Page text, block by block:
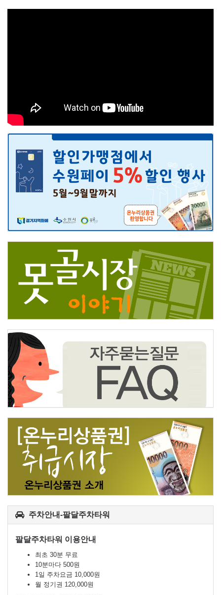
주차안내-팔달주차타워
팔달주차타워 이용안내
최초 30분 무료
10분마다 500원
1일 주차요금 10,000원
월 정기권 120,000원